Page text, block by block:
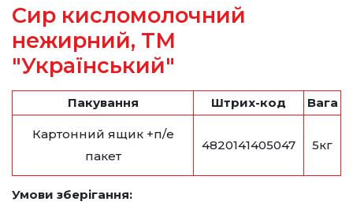
Сир кисломолочний
нежирний, ТМ
"Український"
Пакування Штрих-код Вага
Картонний ящик +п/е
пакет
4820141405047 5кг
Умови зберігання: